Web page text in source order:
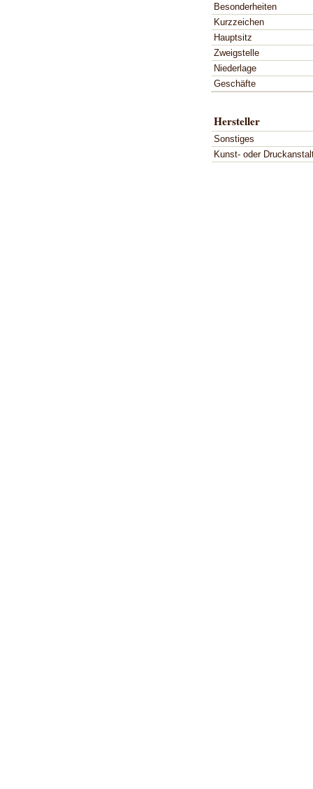
Besonderheiten
Kurzzeichen
Hauptsitz
Zweigstelle
Niederlage
Geschäfte
Hersteller
Sonstiges
Kunst- oder